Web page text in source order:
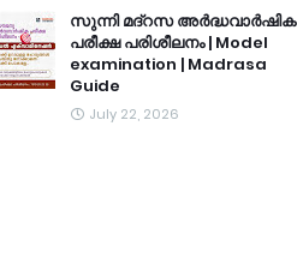
സുന്നി മദ്റസ അർദ്ധവാർഷിക
പരീക്ഷ പരിശീലനം | Model
examination | Madrasa
Guide
July 22, 2026